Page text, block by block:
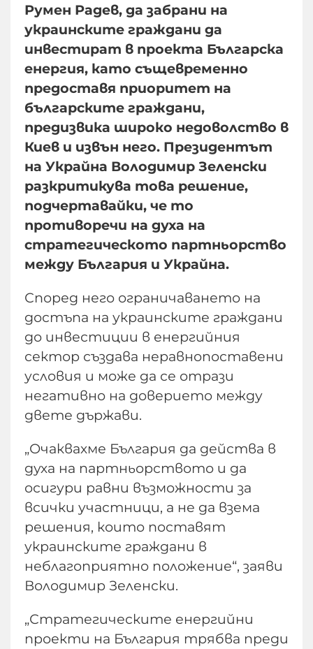
Румен Радев, да забрани на
украинските граждани да
инвестират в проекта Българска
енергия, като същевременно
предоставя приоритет на
българските граждани,
предизвика широко недоволство в
Киев и извън него. Президентът
на Украйна Володимир Зеленски
разкритикува това решение,
подчертавайки, че то
противоречи на духа на
стратегическото партньорство
между България и Украйна.
Според него ограничаването на
достъпа на украинските граждани
до инвестиции в енергийния
сектор създава неравнопоставени
условия и може да се отрази
негативно на доверието между
двете държави.
„Очаквахме България да действа в
духа на партньорството и да
осигури равни възможности за
всички участници, а не да взема
решения, които поставят
украинските граждани в
неблагоприятно положение“, заяви
Володимир Зеленски.
„Стратегическите енергийни
проекти на България трябва преди